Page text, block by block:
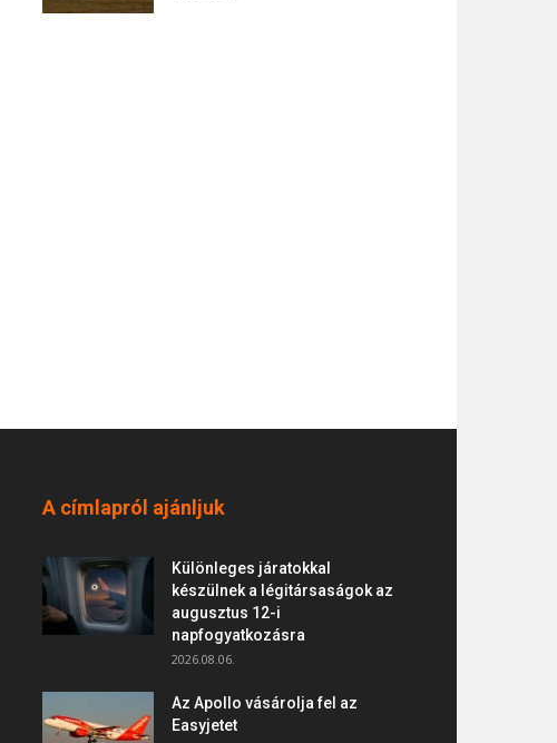
A címlapról ajánljuk
Különleges járatokkal
készülnek a légitársaságok az
augusztus 12-i
napfogyatkozásra
2026.08.06.
Az Apollo vásárolja fel az
Easyjetet